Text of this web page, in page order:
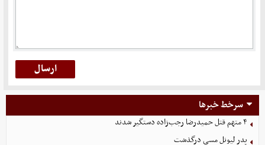
سرخط خبرها
۴ متهم قتل حمیدرضا رجب‌زاده دستگیر شدند
پدر لیونل مسی درگذشت